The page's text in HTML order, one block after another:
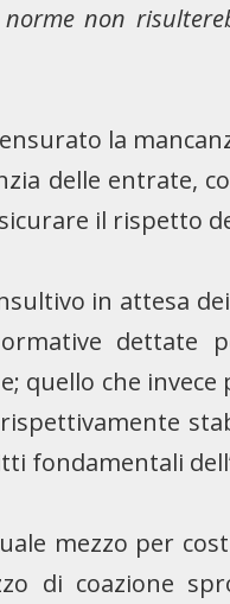
non
la
delle entrate,
il rispetto
in attesa
dettate
quello che invece
fondamentali
mezzo per
di coazione